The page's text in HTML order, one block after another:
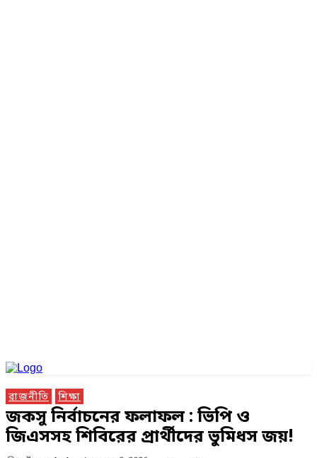
রাজনীতি শিক্ষা
জকসু নির্বাচনের ফলাফল : ভিপি ও
জিএসসহ শিবিরের প্রার্থীদের ভুমিধস জয়!